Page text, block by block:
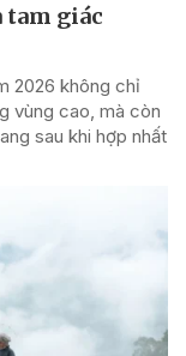
tam giác
2026 không chỉ
vùng cao, mà còn
sau khi hợp nhất